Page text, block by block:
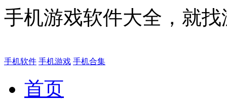
手机游戏软件大全，就
手机软件 手机游戏 手机合集
首页